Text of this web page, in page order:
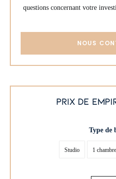
questions concernant votre
NOUS
prix de
Type de
Studio 1 chambre